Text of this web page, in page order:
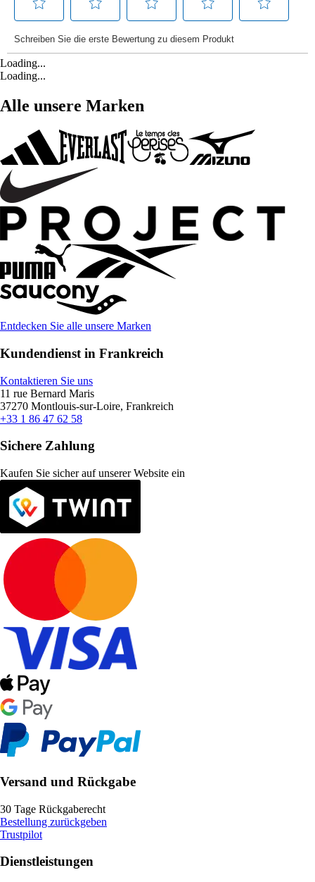
Loading...
Loading...
Alle unsere Marken
Entdecken Sie alle unsere Marken
Kundendienst in Frankreich
Kontaktieren Sie uns
11 rue Bernard Maris
37270 Montlouis-sur-Loire, Frankreich
+33 1 86 47 62 58
Sichere Zahlung
Kaufen Sie sicher auf unserer Website ein
Versand und Rückgabe
30 Tage Rückgaberecht
Bestellung zurückgeben
Trustpilot
Dienstleistungen